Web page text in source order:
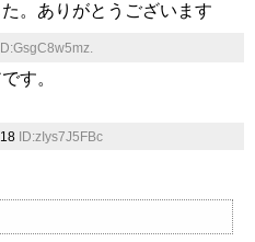
。ありがとうございます
ID:GsgC8w5mz.
す。
ID:zIys7J5FBc